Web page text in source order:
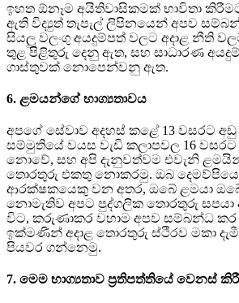
ඉහත ඕනෑම අයිතිවාසිකමක් භාවිතා
ඇති විද්‍යුත් තැපැල් ලිපිනයෙන් අපව
සියලු වලංගු අයදුම්පත් වලට අදාළ නීති
තුළ පිළිතුරු දෙනු ඇත, සහ සාධාරණ
ගාස්තුවක් නොපෙන්වනු ඇත.
6. ළමයන්ගේ භාග්‍යතාවය
අපගේ සේවාව අදහස් කළේ 13 වසරට
සම්මුතියේ වයස වැඩි කලාපවල 16
නොවේ, සහ අපි දැනුවත්වම එවැනි
තොරතුරු එකතු නොකරමු. ඔබ
ආරක්ෂකයෙකු වන අතර, ඔබේ ළමයා
නොමැතිව අපට පුද්ගලික තොරතුරු සපයා
විට, කරුණාකර වහාම අපව සම්බන්ධ කර
ඉක්මණින් අදාළ තොරතුරු ස්ථිරව මකා
පියවර ගන්නෙමු.
7. මෙම භාග්‍යතාව ප්‍රතිපත්තියේ වෙනස්